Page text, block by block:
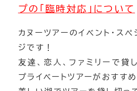
プの「臨時対応」について
カヌーツアーのイベント・ス
ジです！
友達、恋人、ファミリーで貸
プライベートツアーがおすすめ